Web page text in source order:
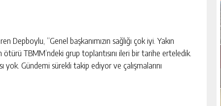
Depboylu, “Genel başkanımızın sağlığı çok iyi. Yakın
TBMM’ndeki grup toplantısını ileri bir tarihe erteledik.
yok. Gündemi sürekli takip ediyor ve çalışmalarını